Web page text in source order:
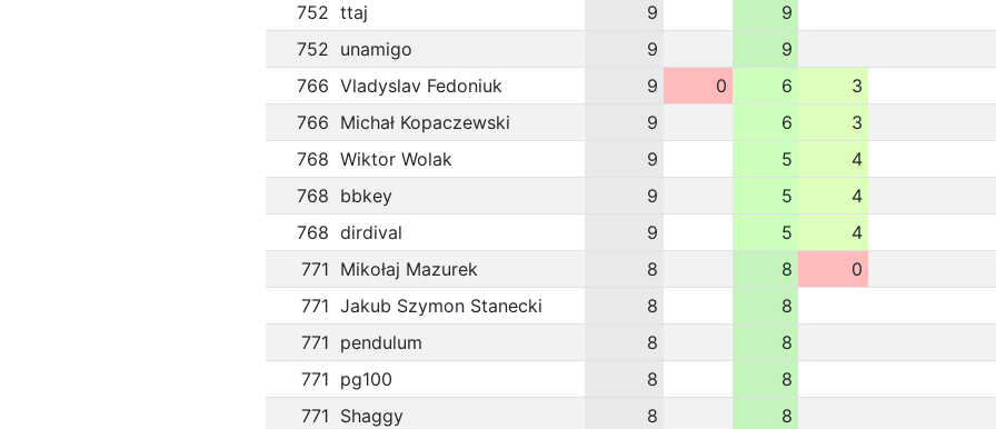
752 ttaj 9
9
752 unamigo 9
9
766 Vladyslav Fedoniuk 9 0 6
3
766 Michał Kopaczewski 9 6
3
768 Wiktor Wolak 9 5
4
768 bbkey 9 5
4
768 dirdival 9 5
4
771 Mikołaj Mazurek 8 8
0
771 Jakub Szymon Stanecki 8
8
771 pendulum 8
8
771 pg100 8
8
771 Shaggy 8
8